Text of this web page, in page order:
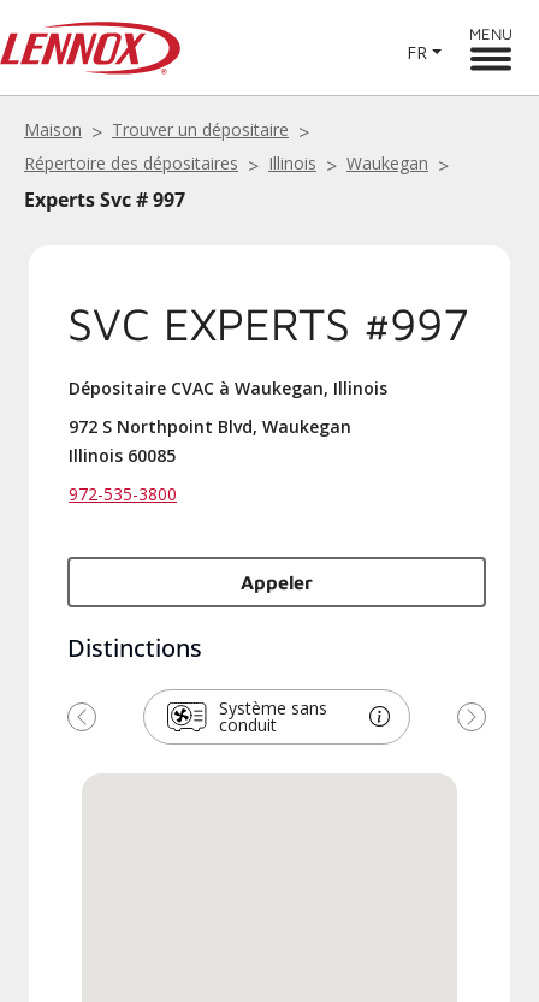
FR
MENU
Maison
Trouver un dépositaire
Répertoire des dépositaires
Illinois Waukegan
Experts Svc # 997
SVC EXPERTS #997
Dépositaire CVAC à Waukegan, Illinois
972 S Northpoint Blvd, Waukegan
Illinois 60085
972-535-3800
Appeler
Distinctions
Système sans
conduit
Précédent Suivant